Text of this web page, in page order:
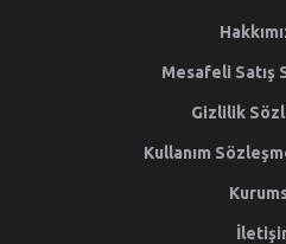
Mesafeli Satış
Gizlilik
Kullanım